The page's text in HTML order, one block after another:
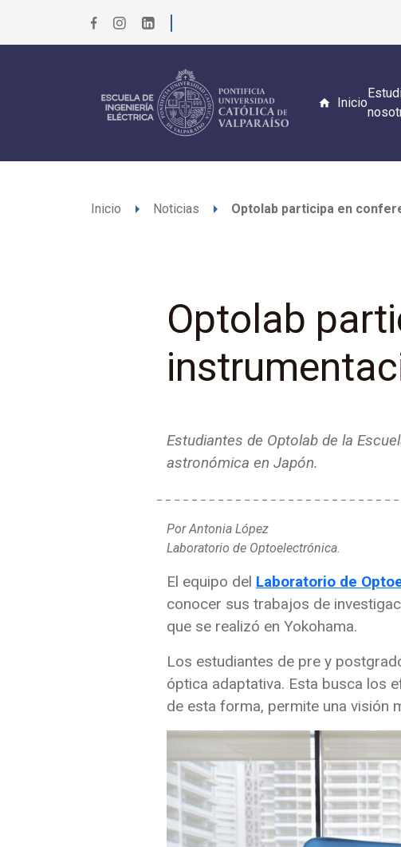
Inicio
Inicio arrow_right Noticias arrow_right Optolab participa en
Optolab
Estudiantes de Optolab de la
astronómica en Japón.
Por Antonia López
Laboratorio de Optoelectrónica.
El equipo del Laboratorio de
conocer sus trabajos de
que se realizó en Yokohama.
Los estudiantes de pre y
óptica adaptativa. Esta busca los
de esta forma, permite una visión